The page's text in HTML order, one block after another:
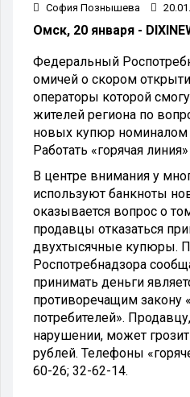
София Познышева
Омск, 20 января -
Федеральный
омичей о скором
операторы которой
жителей региона по
новых купюр номиналом
Работать «горячая
В центре внимания у
используют банкноты
оказывается вопрос о
продавцы отказаться
двухтысячные купюры.
Роспотребнадзора
принимать деньги
противоречащим закону
потребителей».
нарушении, может
рублей. Телефоны
60-26; 32-62-14.